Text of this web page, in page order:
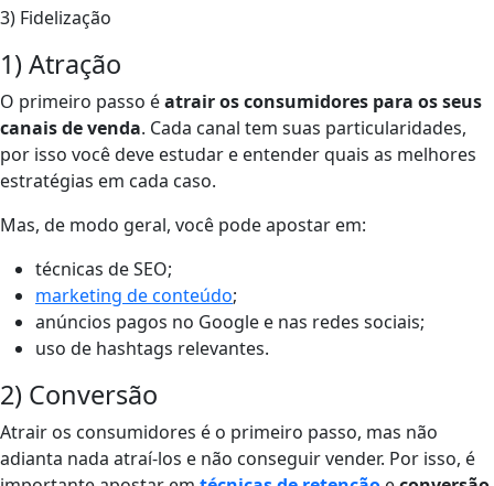
3) Fidelização
1) Atração
O primeiro passo éatrair os consumidores para os seus
canais de venda. Cada canal tem suas particularidades,
por isso você deve estudar e entender quais as melhores
estratégias em cada caso.
Mas, de modo geral, você pode apostar em:
técnicas de SEO;
marketing de conteúdo;
anúncios pagos no Google e nas redes sociais;
uso de hashtags relevantes.
2) Conversão
Atrair os consumidores é o primeiro passo, mas não
adianta nada atraí-los e não conseguir vender. Por isso, é